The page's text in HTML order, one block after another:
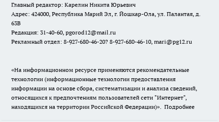
Главный редактор: Карелин Никита Юрьевич
Адрес: 424000, Республика Марий Эл, г. Йошкар-Ола, ул. Палантая, д.
63В
Редакция: 31-40-60, pgorod12@mail.ru
Рекламный отдел: 8-927-680-46-20? 8-927-680-46-10, mari@pg12.ru
«На информационном ресурсе применяются рекомендательные
технологии (информационные технологии предоставления
информации на основе сбора, систематизации и анализа сведений,
относящихся к предпочтениям пользователей сети "Интернет",
находящихся на территории Российской Федерации)». Подробнее